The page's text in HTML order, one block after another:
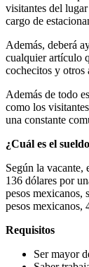
visitantes del
cargo de
Además, deberá
cualquier artículo
cochecitos y otros
Además de todo
como los
una constante
¿Cuál es el
Según la vacante,
136 dólares por
pesos mexicanos,
pesos mexicanos,
Requisitos
Ser mayor